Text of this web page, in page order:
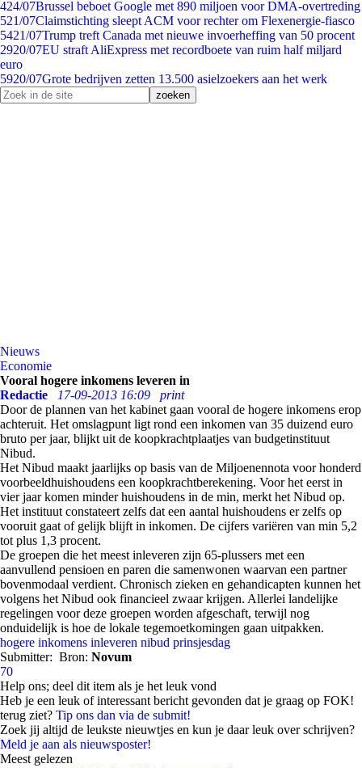
424/07Brussel beboet Google met 890 miljoen voor DMA-overtreding
521/07Claimstichting sleept ACM voor rechter om Flexenergie-fiasco
5421/07Trump treft Canada met nieuwe invoerheffing van 50 procent
2920/07EU straft AliExpress met recordboete van ruim half miljard
euro
5920/07Grote bedrijven zetten 13.500 asielzoekers aan het werk
Nieuws
Economie
Vooral hogere inkomens leveren in
Redactie
17-09-2013 16:09
print
Door de plannen van het kabinet gaan vooral de hogere inkomens erop
achteruit. Het omslagpunt ligt rond een inkomen van 35 duizend euro
bruto per jaar, blijkt uit de koopkrachtplaatjes van budgetinstituut
Nibud.
Het Nibud maakt jaarlijks op basis van de Miljoenennota voor honderd
voorbeeldhuishoudens een koopkrachtberekening. Voor het eerst in
vier jaar komen minder huishoudens in de min, merkt het Nibud op.
Het instituut constateert zelfs dat een aantal huishoudens er zelfs op
vooruit gaat of gelijk blijft in inkomen. De cijfers variëren van min 5,2
tot plus 1,3 procent.
De groepen die het meest inleveren zijn 65-plussers met een
aanvullend pensioen en paren die samenwonen waarvan een partner
bovenmodaal verdient. Chronisch zieken en gehandicapten kunnen het
volgens het Nibud ook financieel zwaar krijgen. Allerlei landelijke
regelingen voor deze groepen worden afgeschaft, terwijl nog
onduidelijk is hoe de lokale tegemoetkomingen gaan uitpakken.
hogere inkomens inleveren nibud prinsjesdag
Submitter: Bron: Novum
70
Help ons; deel dit item als je het leuk vond
Heb je een leuk of interessant bericht gevonden dat je graag op FOK!
terug ziet? Tip ons dan via de submit!
Zoek jij altijd de leukste nieuwtjes en kun je daar leuk over schrijven?
Meld je aan als nieuwsposter!
Meest gelezen